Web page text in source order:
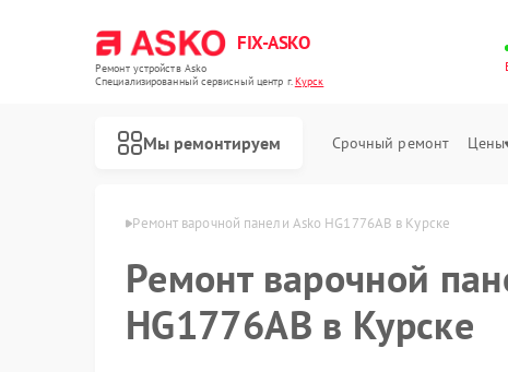
FIX-ASKO
Ремонт устройств Asko
Специализированный cервисный центр г.Курск
Мы ремонтируем Срочный ремонт Цены
Asko в Курске Ремонт варочной панели Asko HG1776AB в Курске
Ремонт варочной
HG1776AB в Курске